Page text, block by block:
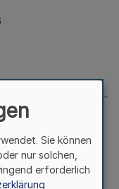
vom
Sie können
nur solchen,
erforderlich